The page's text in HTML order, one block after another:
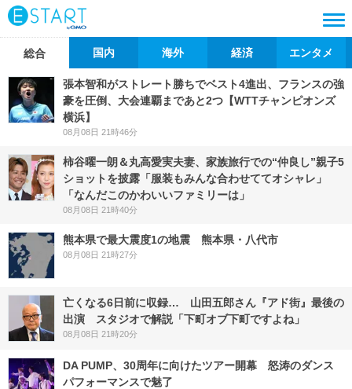
総合 国内 海外 経済 エンタメ
張本智和がストレート勝ちでベスト4進出、フランスの強
豪を圧倒、大会連覇まであと2つ【WTTチャンピオンズ
横浜】
08月08日 21時46分
柿谷曜一朗＆丸高愛実夫妻、家族旅行での“仲良し”親子5
ショットを披露「服装もみんな合わせててオシャレ」
「なんだこのかわいいファミリーは」
08月08日 21時40分
熊本県で最大震度1の地震 熊本県・八代市
08月08日 21時27分
亡くなる6日前に収録… 山田五郎さん『アド街』最後の
出演 スタジオで解説「下町オブ下町ですよね」
08月08日 21時20分
DA PUMP、30周年に向けたツアー開幕 怒涛のダンス
パフォーマンスで魅了